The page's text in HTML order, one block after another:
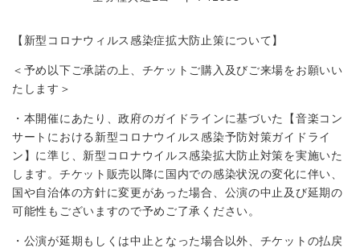
【新型コロナウィルス感染症拡大防止策について】
＜予め以下ご承諾の上、チケットご購入及びご来場をお願いい
たします＞
・本開催にあたり、政府のガイドラインに基づいた【音楽コン
サートにおける新型コロナウイルス感染予防対策ガイドライ
ン】に準じ、新型コロナウイルス感染拡大防止対策を実施いた
します。チケット販売以降に国内での感染状況の変化に伴い、
国や自治体の方針に変更があった場合、公演の中止及び延期の
可能性もございますので予めご了承ください。
・公演が延期もしくは中止となった場合以外、チケットの払戻